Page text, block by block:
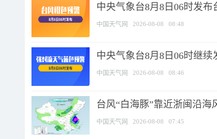
中央气象台8月8日06时发布
中国天气网 2026-08-08 08:48
中央气象台8月8日06时继
中国天气网 2026-08-08 08:46
台风“白海豚”靠近浙闽沿
中国天气网 2026-08-08 07:45